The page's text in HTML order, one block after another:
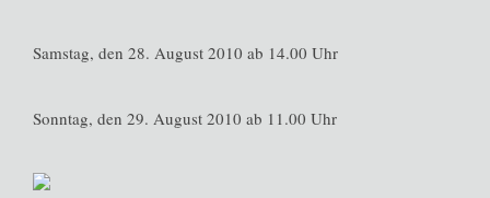
Samstag, den 28. August 2010 ab 14.00 Uhr
Sonntag, den 29. August 2010 ab 11.00 Uhr